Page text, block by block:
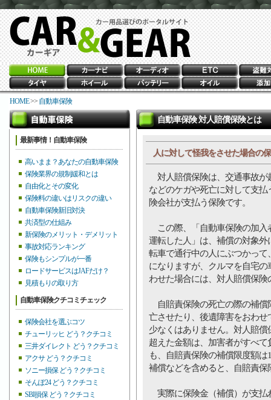
HOME>> 自動車保険
最新事情！自動車保険
高いまま？あなたの自動車保険
保険業界の規制緩和とは
自由化とその変化
保険料の違いはリスクの違い
自動車保険新旧対決
共済型の仕組み
新保険のメリット・デメリット
事故対応ランキング
保険もシンプルが一番
ロードサービスはJAFだけ？
見積もりの取り方
自動車保険クチコミチェック
保険会社を選ぶコツ
チューリッヒ どう？クチコミ
三井ダイレクト どう？クチコミ
アクサ どう？クチコミ
ソニー損保 どう？クチコミ
そんぽ24 どう？クチコミ
SBI損保 どう？クチコミ
自動車保険 対人賠償保険とは
人に対して怪我をさせた場合の
対人賠償保険は、交通事故が
などのケガや死亡に対して支
険会社が支払う保険です。
この際、「自動車保険の加入
運転した人」は、補償の対象
転車で通行中の人にぶつかっ
になりますが、クルマを自宅
わせた場合には、対人賠償保
自賠責保険の死亡の際の補償
亡させたり、後遺障害をおわ
少なくはありません。対人賠
超えた金額は、加害者がすべ
も、自賠責保険の補償限度額
補償などを含めると、自賠責
実際に保険金（補償）が支払